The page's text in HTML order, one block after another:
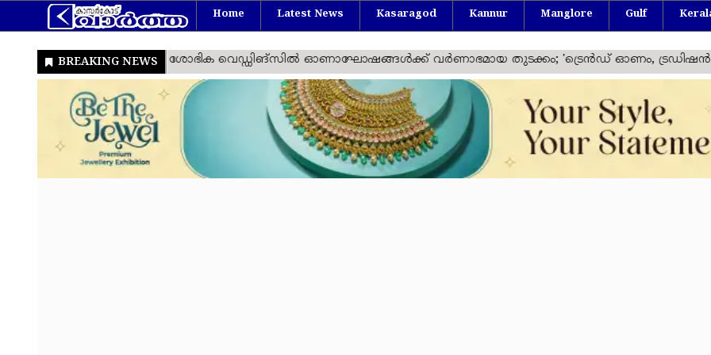
Home Latest News Kasaragod Kannur Manglore Gulf